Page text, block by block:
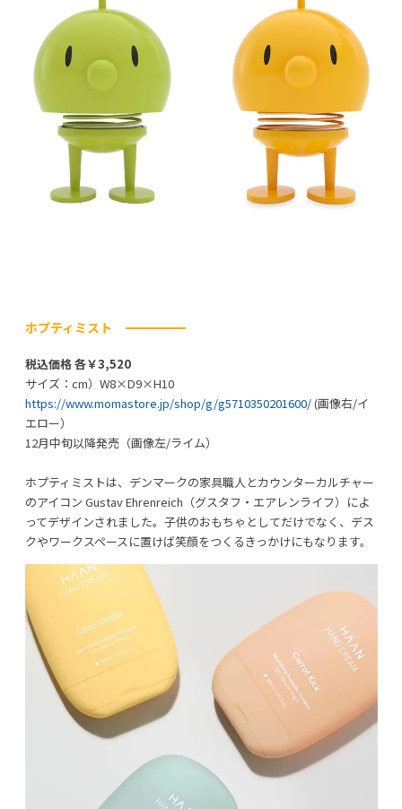
ホプティミスト
税込価格 各￥3,520
サイズ：cm）W8×D9×H10
https://www.momastore.jp/shop/g/g5710350201600/(画像右/イ
エロー）
12月中旬以降発売（画像左/ライム）
ホプティミストは、デンマークの家具職人とカウンターカルチャー
のアイコン Gustav Ehrenreich（グスタフ・エアレンライフ）によ
ってデザインされました。子供のおもちゃとしてだけでなく、デス
クやワークスペースに置けば笑顔をつくるきっかけにもなります。